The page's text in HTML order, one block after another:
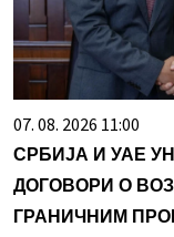
07. 08. 2026 11:00
СРБИЈА И УАЕ
ДОГОВОРИ О
ГРАНИЧНИМ